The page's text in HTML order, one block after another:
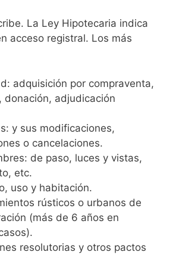
La Ley Hipotecaria indica
acceso registral. Los más
adquisición por compraventa,
donación, adjudicación
y sus modificaciones,
o cancelaciones.
de paso, luces y vistas,
etc.
uso y habitación.
rústicos o urbanos de
(más de 6 años en
resolutorias y otros pactos